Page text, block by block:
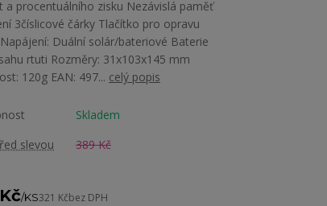
a procentuálního zisku Nezávislá paměť
3číslicové čárky Tlačítko pro opravu
Duální solár/bateriové Baterie
rtuti Rozměry: 31x103x145 mm
120g EAN: 497... celý popis
Skladem
slevou
389 Kč
/KS321 Kčbez DPH